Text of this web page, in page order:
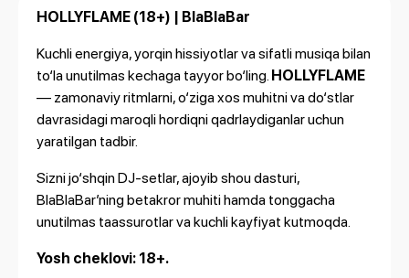
HOLLYFLAME (18+) | BlaBlaBar
Kuchli energiya, yorqin hissiyotlar va sifatli musiqa bilan
to‘la unutilmas kechaga tayyor bo‘ling. HOLLYFLAME
— zamonaviy ritmlarni, o‘ziga xos muhitni va do‘stlar
davrasidagi maroqli hordiqni qadrlaydiganlar uchun
yaratilgan tadbir.
Sizni jo‘shqin DJ-setlar, ajoyib shou dasturi,
BlaBlaBar’ning betakror muhiti hamda tonggacha
unutilmas taassurotlar va kuchli kayfiyat kutmoqda.
Yosh cheklovi: 18+.